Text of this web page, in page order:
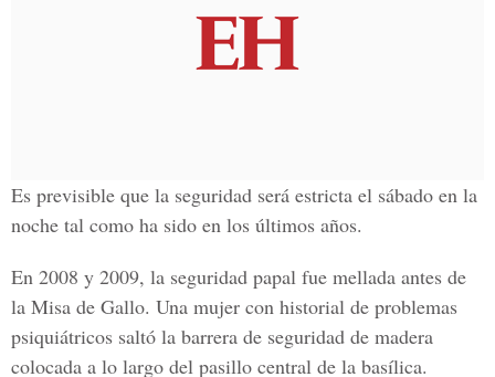
Es previsible que la seguridad será estricta el sábado en la
noche tal como ha sido en los últimos años.
En 2008 y 2009, la seguridad papal fue mellada antes de
la Misa de Gallo. Una mujer con historial de problemas
psiquiátricos saltó la barrera de seguridad de madera
colocada a lo largo del pasillo central de la basílica.